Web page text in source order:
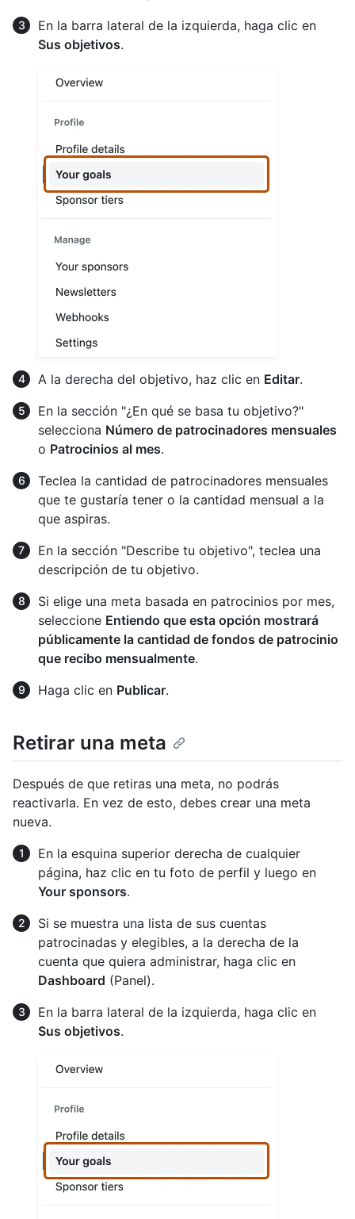
En la barra lateral de la izquierda, haga clic en
Sus objetivos.
A la derecha del objetivo, haz clic en Editar.
En la sección "¿En qué se basa tu objetivo?"
selecciona Número de patrocinadores mensuales
o Patrocinios al mes.
Teclea la cantidad de patrocinadores mensuales
que te gustaría tener o la cantidad mensual a la
que aspiras.
En la sección "Describe tu objetivo", teclea una
descripción de tu objetivo.
Si elige una meta basada en patrocinios por mes,
seleccione Entiendo que esta opción mostrará
públicamente la cantidad de fondos de patrocinio
que recibo mensualmente.
Haga clic en Publicar.
Retirar una meta
Después de que retiras una meta, no podrás
reactivarla. En vez de esto, debes crear una meta
nueva.
En la esquina superior derecha de cualquier
página, haz clic en tu foto de perfil y luego en
Your sponsors.
Si se muestra una lista de sus cuentas
patrocinadas y elegibles, a la derecha de la
cuenta que quiera administrar, haga clic en
Dashboard (Panel).
En la barra lateral de la izquierda, haga clic en
Sus objetivos.